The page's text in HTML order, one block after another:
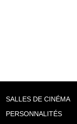
SALLES DE CINÉMA
PERSONNALITÉS